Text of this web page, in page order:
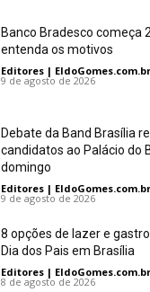
Banco Bradesco começa
entenda os motivos
Editores | EldoGomes.com.br
9 de agosto de 2026
Debate da Band Brasília
candidatos ao Palácio do
domingo
Editores | EldoGomes.com.br
9 de agosto de 2026
8 opções de lazer e
Dia dos Pais em Brasília
Editores | EldoGomes.com.br
8 de agosto de 2026